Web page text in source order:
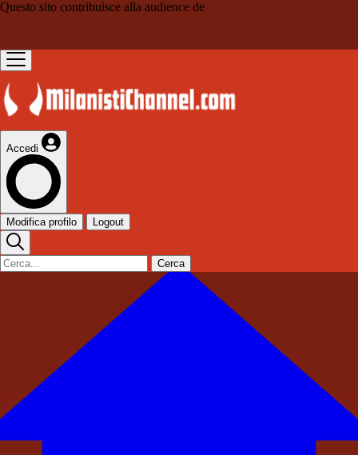
Questo sito contribuisce alla audience de
Accedi
Modifica profilo Logout
Cerca